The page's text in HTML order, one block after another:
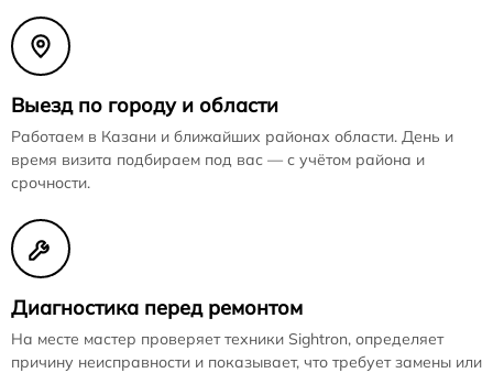
Выезд по городу и области
Работаем в Казани и ближайших районах области. День и
время визита подбираем под вас — с учётом района и
срочности.
Диагностика перед ремонтом
На месте мастер проверяет техники Sightron, определяет
причину неисправности и показывает, что требует замены или